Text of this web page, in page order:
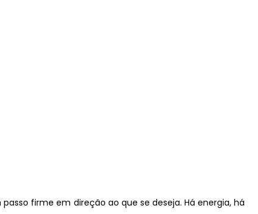
firme em direção ao que se deseja. Há energia, há